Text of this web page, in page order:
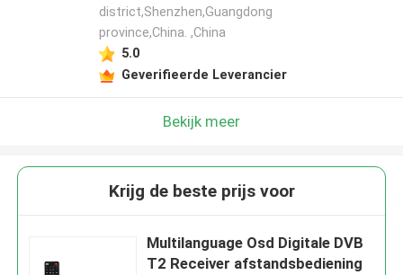
district,Shenzhen,Guangdong
province,China. ,China
5.0
Geverifieerde Leverancier
Bekijk meer
Krijg de beste prijs voor
Multilanguage Osd Digitale DVB
T2 Receiver afstandsbediening